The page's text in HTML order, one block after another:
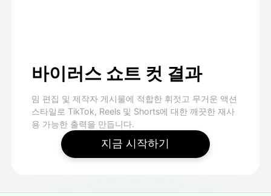
바이러스 쇼트 컷 결과
밈 편집 및 제작자 게시물에 적합한 휘젓고 무거운 액션
스타일로 TikTok, Reels 및 Shorts에 대한 깨끗한 재사
용 가능한 출력을 만듭니다.
지금 시작하기